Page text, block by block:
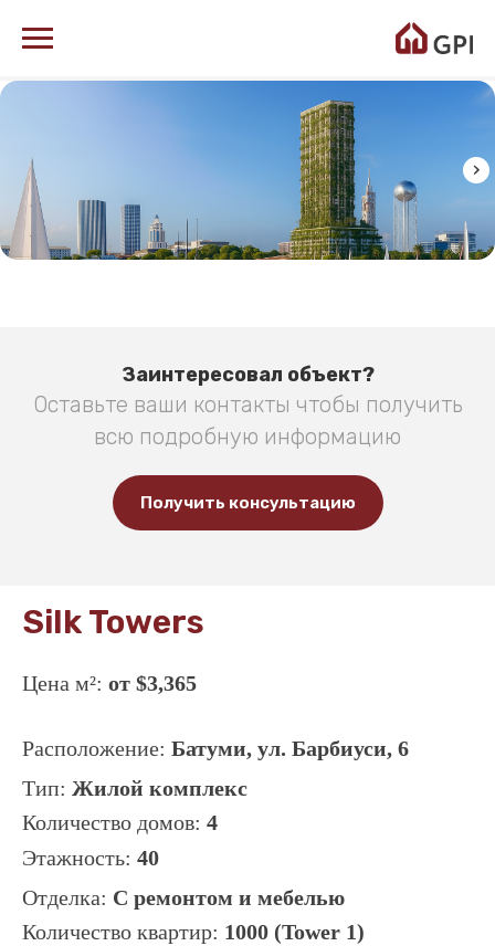
Заинтересовал объект?
Оставьте ваши контакты чтобы получить
всю подробную информацию
Получить консультацию
Silk Towers
Цена м²: от $‍3,365
Расположение: Батуми, ул. Барбиуси, 6
Тип: Жилой комплекс
Количество домов: 4
Этажность: 40
Отделка: С ремонтом и мебелью
Количество квартир: 1000 (Tower 1)